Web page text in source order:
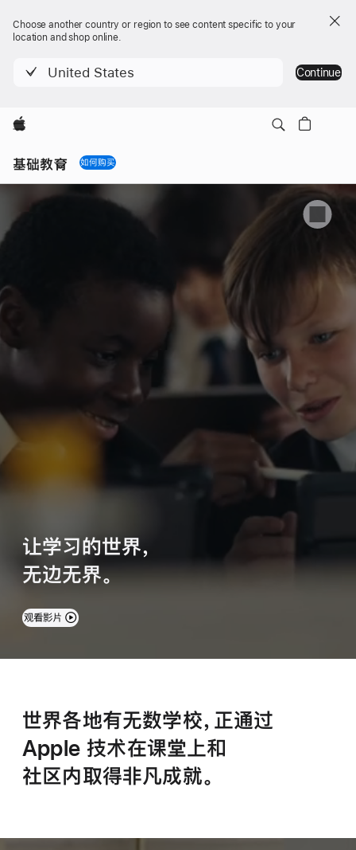
Choose another country or region to see content specific to your
location and shop online.
United States Continue
Apple
基础教育
Nav
Open
Menu
如何购买
基
让学习的世界，
无边无界。
观看影片
世界各地有无数学校，正通过
Apple 技术在课堂上和
社区内取得非凡成就。